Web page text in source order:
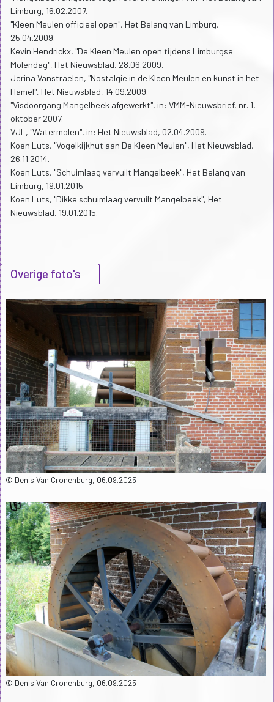
Limburg, 16.02.2007.
"Kleen Meulen officieel open", Het Belang van Limburg,
25.04.2009.
Kevin Hendrickx, "De Kleen Meulen open tijdens Limburgse
Molendag", Het Nieuwsblad, 28.06.2009.
Jerina Vanstraelen, "Nostalgie in de Kleen Meulen en kunst in het
Hamel", Het Nieuwsblad, 14.09.2009.
"Visdoorgang Mangelbeek afgewerkt", in: VMM-Nieuwsbrief, nr. 1,
oktober 2007.
VJL, "Watermolen", in: Het Nieuwsblad, 02.04.2009.
Koen Luts, "Vogelkijkhut aan De Kleen Meulen", Het Nieuwsblad,
26.11.2014.
Koen Luts, "Schuimlaag vervuilt Mangelbeek", Het Belang van
Limburg, 19.01.2015.
Koen Luts, "Dikke schuimlaag vervuilt Mangelbeek", Het
Nieuwsblad, 19.01.2015.
Overige foto's
© Denis Van Cronenburg, 06.09.2025
© Denis Van Cronenburg, 06.09.2025